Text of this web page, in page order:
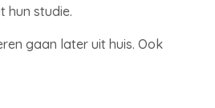
hun studie.
gaan later uit huis. Ook